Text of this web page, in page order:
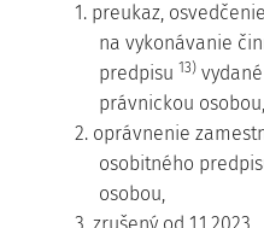
1. preukaz,
na vykonávanie
predpisu 13)
právnickou osobou,
2. oprávnenie
osobitného
osobou,